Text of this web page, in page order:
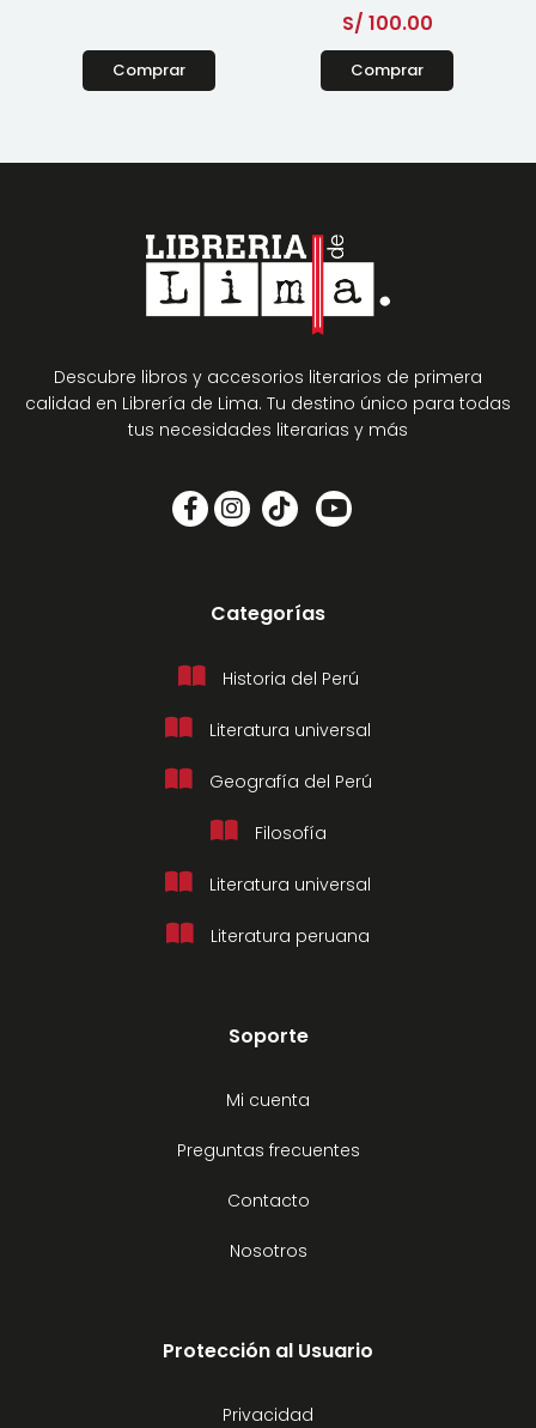
Comprar
S/ 100.00
Comprar
Descubre libros y accesorios literarios de primera
calidad en Librería de Lima. Tu destino único para todas
tus necesidades literarias y más
Categorías
Historia del Perú
Literatura universal
Geografía del Perú
Filosofía
Literatura universal
Literatura peruana
Soporte
Mi cuenta
Preguntas frecuentes
Contacto
Nosotros
Protección al Usuario
Privacidad